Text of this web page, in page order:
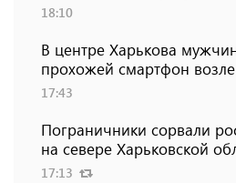
18:10
В центре Харькова
прохожей смартфон
17:43
Пограничники сорвали
на севере Харьковской
17:13